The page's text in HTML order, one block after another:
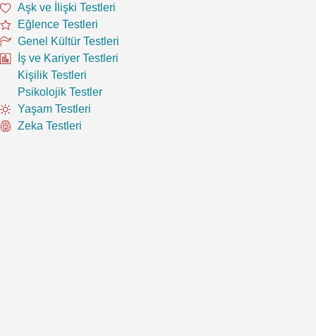
Aşk ve İlişki Testleri
Eğlence Testleri
Genel Kültür Testleri
İş ve Kariyer Testleri
Kişilik Testleri
Psikolojik Testler
Yaşam Testleri
Zeka Testleri